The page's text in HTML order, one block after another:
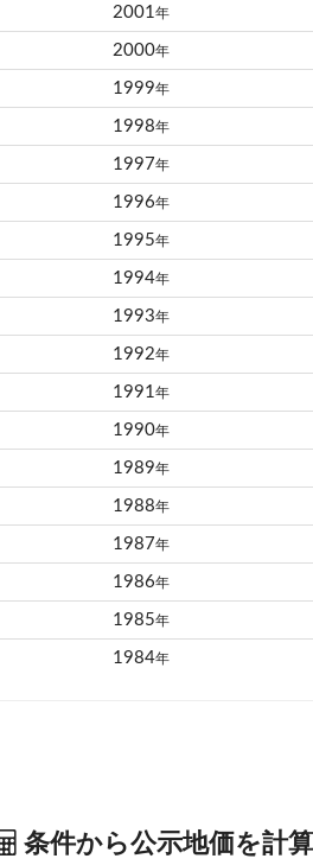
2001 年
2000年
1999年
1998年
1997年
1996年
1995年
1994年
1993年
1992年
1991 年
1990年
1989年
1988年
1987年
1986年
1985年
1984年
条件から公示地価を計